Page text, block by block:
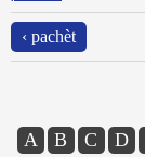
‹ pachèt
A B C D